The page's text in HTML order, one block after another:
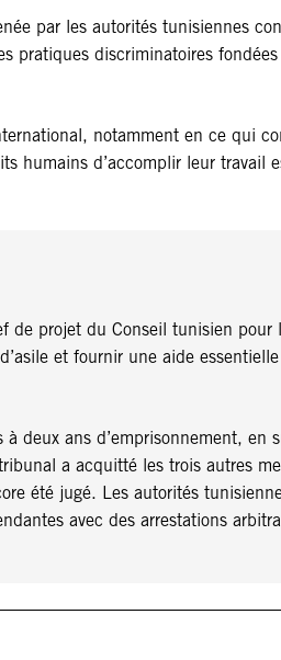
par les autorités tunisiennes
pratiques discriminatoires
notamment en ce qui
humains d’accomplir leur
projet du Conseil tunisien
et fournir une aide
deux ans d’emprisonnement,
a acquitté les trois autres
été jugé. Les autorités
avec des arrestations